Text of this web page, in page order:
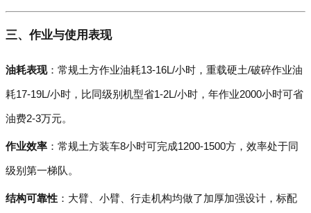
三、作业与使用表现
油耗表现：常规土方作业油耗13-16L/小时，重载硬土/破碎作业油
耗17-19L/小时，比同级别机型省1-2L/小时，年作业2000小时可省
油费2-3万元。
作业效率 ：常规土方装车8小时可完成1200-1500方，效率处于同
级别第一梯队。
结构可靠性 ：大臂、小臂、行走机构均做了加厚加强设计，标配